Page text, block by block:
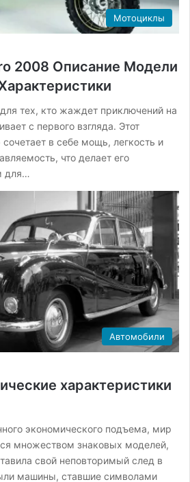
Мотоциклы
2008 Описание Модели
тех, кто жаждет приключений на
с первого взгляда. Этот
в себе мощь, легкость и
что делает его
для…
Автомобили
характеристики
экономического подъема, мир
множеством знаковых моделей,
свой неповторимый след в
машины, ставшие символами